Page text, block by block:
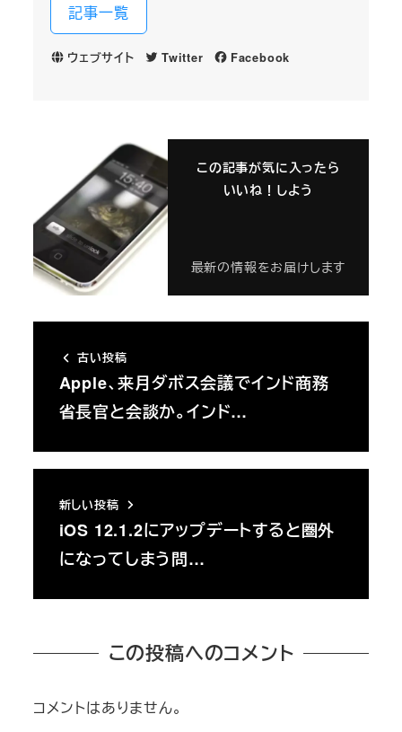
記事一覧
ウェブサイト Twitter Facebook
この記事が気に入ったら
いいね！しよう
最新の情報をお届けします
古い投稿
Apple、来月ダボス会議でインド商務
省長官と会談か。インド…
新しい投稿
iOS 12.1.2にアップデートすると圏外
になってしまう問…
この投稿へのコメント
コメントはありません。